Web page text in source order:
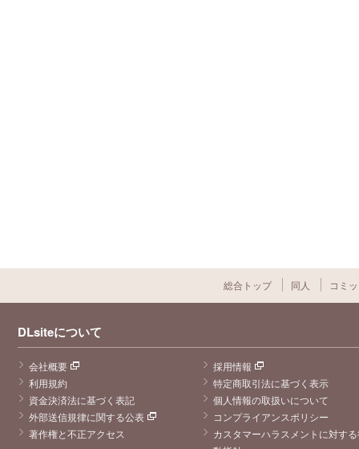
総合トップ 同人 コミ
DLsiteについて
会社概要
採用情報
利用規約
特定商取引法に基づく表示
資金決済法に基づく表記
個人情報の取扱いについて
外部送信規律に関する公表
コンプライアンスポリシー
著作権と不正アクセス
カスタマーハラスメントに対す